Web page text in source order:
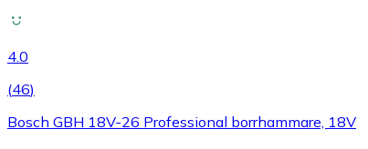
4.0
(46)
Bosch GBH 18V-26 Professional borrhammare, 18V